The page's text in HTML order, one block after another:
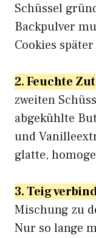
Schüssel
Backpulver
Cookies
2. Feuchte
zweiten
abgekühlte
und
glatte,
3. Teig
Mischung zu
Nur so lange